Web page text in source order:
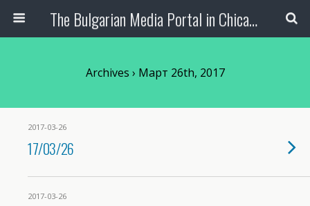
The Bulgarian Media Portal in Chicago
Archives › Март 26th, 2017
2017-03-26
17/03/26
2017-03-26